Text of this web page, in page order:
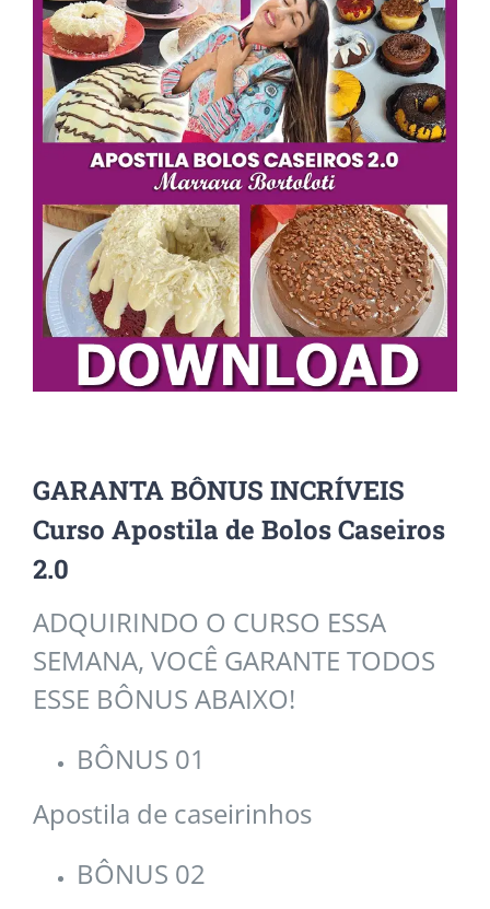
GARANTA BÔNUS INCRÍVEIS
Curso Apostila de Bolos Caseiros
2.0
ADQUIRINDO O CURSO ESSA
SEMANA, VOCÊ GARANTE TODOS
ESSE BÔNUS ABAIXO!
BÔNUS 01
Apostila de caseirinhos
BÔNUS 02